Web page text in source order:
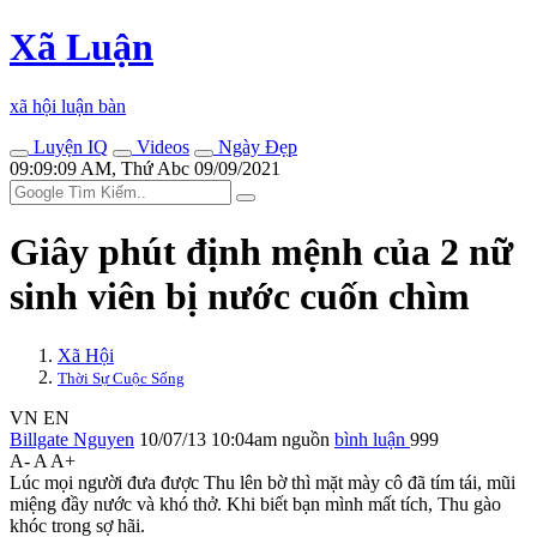
Xã Luận
xã hội luận bàn
Luyện IQ
Videos
Ngày Đẹp
09:09:09 AM, Thứ Abc 09/09/2021
Giây phút định mệnh của 2 nữ
sinh viên bị nước cuốn chìm
Xã Hội
Thời Sự Cuộc Sống
VN EN
Billgate Nguyen 10/07/13 10:04am nguồn bình luận 999
A- A A+
Lúc mọi người đưa được Thu lên bờ thì mặt mày cô đã tím tái, mũi
miệng đầy nước và khó thở. Khi biết bạn mình mất tích, Thu gào
khóc trong sợ hãi.